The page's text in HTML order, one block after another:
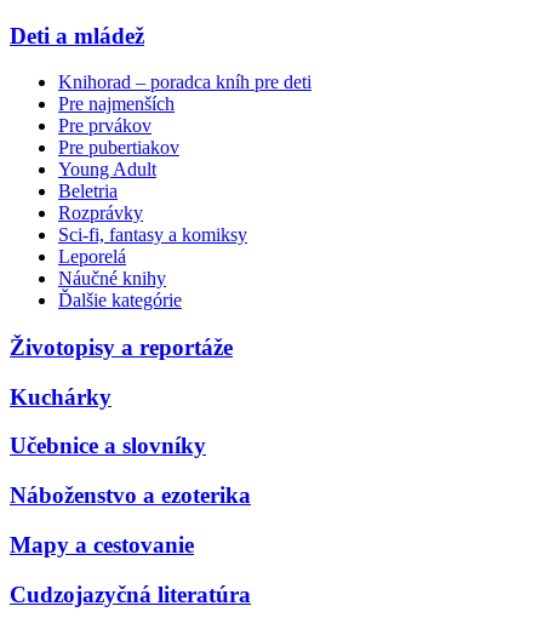
Deti a mládež
Knihorad – poradca kníh pre deti
Pre najmenších
Pre prvákov
Pre pubertiakov
Young Adult
Beletria
Rozprávky
Sci-fi, fantasy a komiksy
Leporelá
Náučné knihy
Ďalšie kategórie
Životopisy a reportáže
Kuchárky
Učebnice a slovníky
Náboženstvo a ezoterika
Mapy a cestovanie
Cudzojazyčná literatúra